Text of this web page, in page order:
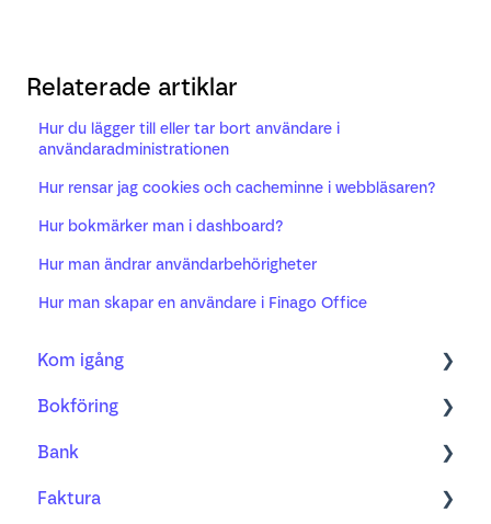
Relaterade artiklar
Hur du lägger till eller tar bort användare i
användaradministrationen
Hur rensar jag cookies och cacheminne i webbläsaren?
Hur bokmärker man i dashboard?
Hur man ändrar användarbehörigheter
Hur man skapar en användare i Finago Office
Kom igång
Bokföring
Fakturering
Bank
Bokföring
Kom igång med ny bilagshantering
Verifikationshantering
Bank
Bank
Faktura